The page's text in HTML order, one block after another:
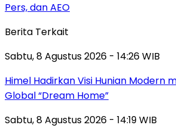
Pers, dan AEO
Berita Terkait
Sabtu, 8 Agustus 2026 - 14:26 WIB
Himel Hadirkan Visi Hunian Modern
Global “Dream Home”
Sabtu, 8 Agustus 2026 - 14:19 WIB